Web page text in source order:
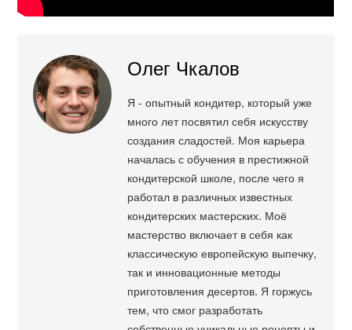
Олег Чкалов
Я - опытный кондитер, который уже
много лет посвятил себя искусству
создания сладостей. Моя карьера
началась с обучения в престижной
кондитерской школе, после чего я
работал в различных известных
кондитерских мастерских. Моё
мастерство включает в себя как
классическую европейскую выпечку,
так и инновационные методы
приготовления десертов. Я горжусь
тем, что смог разработать